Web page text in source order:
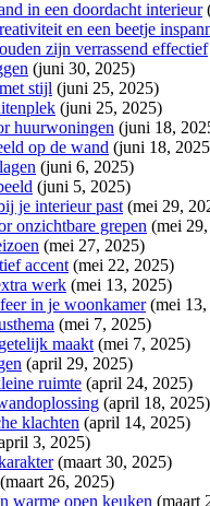
in een doordacht interieur
en een beetje
zijn verrassend effectief
(juni 30, 2025)
stijl (juni 25, 2025)
(juni 25, 2025)
huurwoningen (juni 18,
op de wand (juni 18,
(juni 6, 2025)
(juni 5, 2025)
je interieur past (mei 29,
onzichtbare grepen (mei
(mei 27, 2025)
accent (mei 22, 2025)
werk (mei 13, 2025)
in je woonkamer (mei
(mei 7, 2025)
maakt (mei 7, 2025)
(april 29, 2025)
ruimte (april 24, 2025)
(april 18, 2025)
klachten (april 14, 2025)
3, 2025)
(maart 30, 2025)
(maart 26, 2025)
warme open keuken (maart